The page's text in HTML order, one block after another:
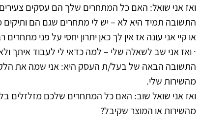
ואז אני שואל: האם כל המתחרים שלך הם עסקים
התשובה תמיד היא לא – יש לי מתחרים שגם הם ותיקים
או קיי אני עונה אז אין לך כאן יתרון יחסי על פני
· ואז אני שב לשאלה שלי – למה כדאי לי לעבוד איתך
התשובה הבאה של בעל/ת העסק היא: אני שמה את
מהשירות שלי.
ואז אני שואל שוב: האם כל המתחרים שלכם מזלזלים
מהשירות או המוצר שקיבל?